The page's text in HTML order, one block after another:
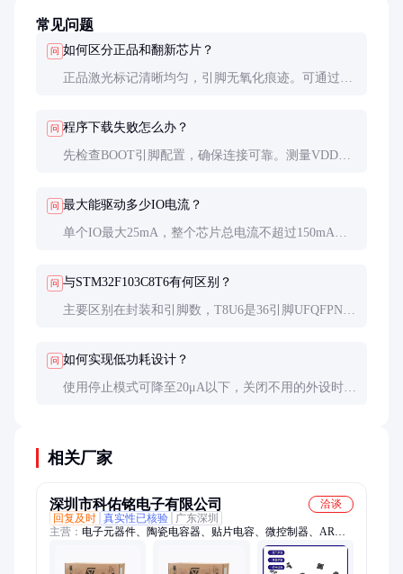
常见问题
问 如何区分正品和翻新芯片？
正品激光标记清晰均匀，引脚无氧化痕迹。可通过官
问 程序下载失败怎么办？
先检查BOOT引脚配置，确保连接可靠。测量VDD电
问 最大能驱动多少IO电流？
单个IO最大25mA，整个芯片总电流不超过150mA。
问 与STM32F103C8T6有何区别？
主要区别在封装和引脚数，T8U6是36引脚UFQFPN封
问 如何实现低功耗设计？
使用停止模式可降至20μA以下，关闭不用的外设时
相关厂家
深圳市科佑铭电子有限公司
洽谈
回复及时 真实性已核验
广东深圳
主营： 电子元器件、陶瓷电容器、贴片电容、微控制器、ARM